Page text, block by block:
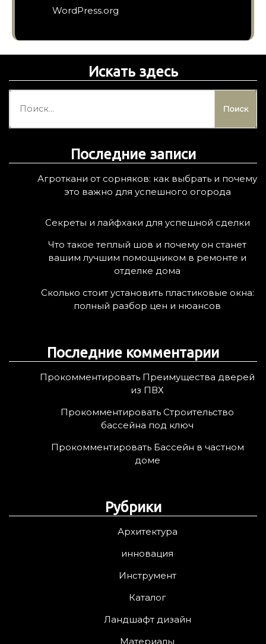
WordPress.org
Искать здесь
й
Последние записи
Агроткани от сорняков: как выбрать и почему
это важно для успешного огорода
Секреты и лайфхаки для успешной сделки
Что такое теплый шов и почему он станет
вашим лучшим помощником в ремонте и
отделке дома
Сколько стоит установить пластиковые окна:
полный разбор цен и нюансов
Последние комментарии
Прокомментировать Преимущества дверей
из ПВХ
Прокомментировать Строительство
бассейна под ключ
Прокомментировать Бассейн в частном
доме
Рубрики
Архитектура
инновация
Инструмент
Каталог
Ландшафт дизайн
Материалы